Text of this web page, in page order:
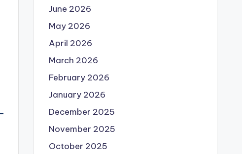
June 2026
May 2026
April 2026
March 2026
February 2026
January 2026
December 2025
November 2025
October 2025